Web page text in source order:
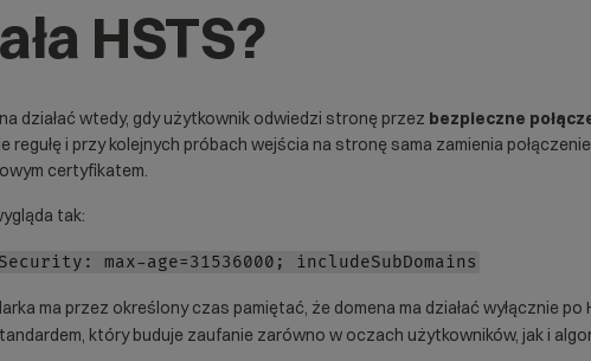
HSTS?
działać wtedy, gdy użytkownik odwiedzi stronę przez bezpieczne
regułę i przy kolejnych próbach wejścia na stronę sama zamienia
certyfikatem.
tak:
max-age=31536000; includeSubDomains
ma przez określony czas pamiętać, że domena ma działać wyłącznie po
który buduje zaufanie zarówno w oczach użytkowników, jak i